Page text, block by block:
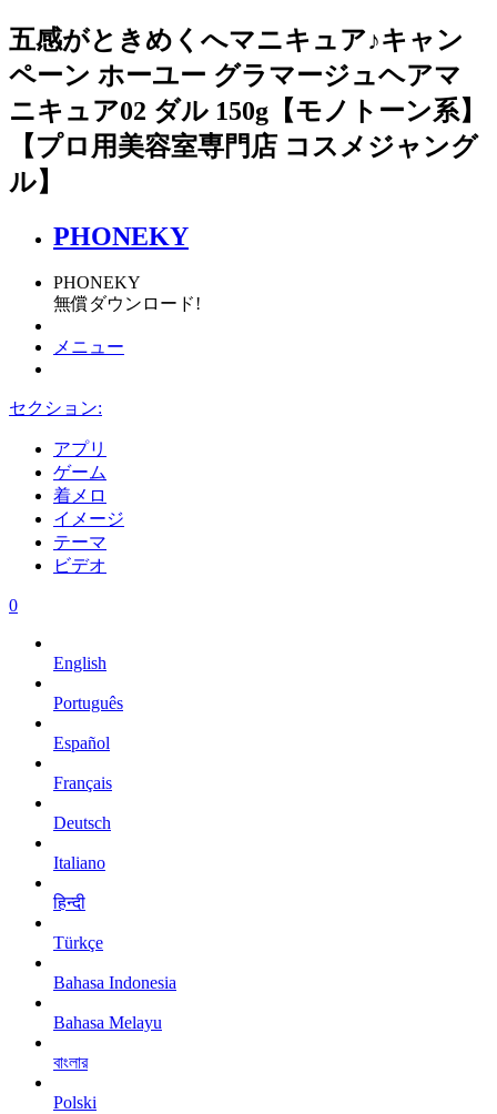
五感がときめくへマニキュア♪キャン
ペーン ホーユー グラマージュヘアマ
ニキュア02 ダル 150g【モノトーン系】
【プロ用美容室専門店 コスメジャング
ル】
PHONEKY
PHONEKY
無償ダウンロード!
メニュー
セクション:
アプリ
ゲーム
着メロ
イメージ
テーマ
ビデオ
0
English
Português
Español
Français
Deutsch
Italiano
हिन्दी
Türkçe
Bahasa Indonesia
Bahasa Melayu
বাংলার
Polski